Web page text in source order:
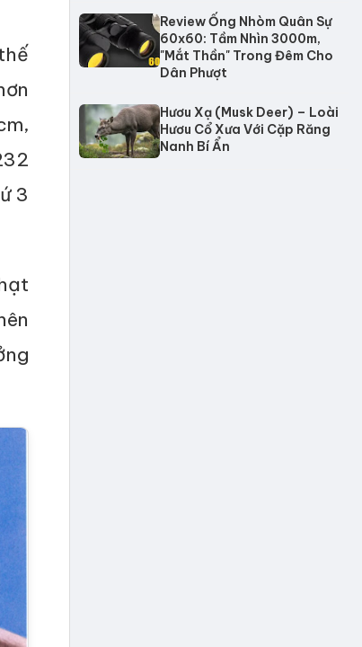
3
Review Ống Nhòm Quân Sự
60x60: Tầm Nhìn 3000m,
"Mắt Thần" Trong Đêm Cho
Dân Phượt
Hươu Xạ (Musk Deer) – Loài
Hươu Cổ Xưa Với Cặp Răng
Nanh Bí Ẩn